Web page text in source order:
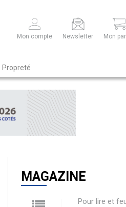
Mon compte Newsletter Mon
Propreté
MAGAZINE
Pour lire et